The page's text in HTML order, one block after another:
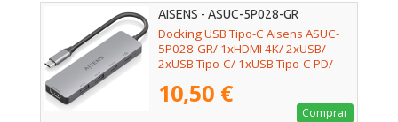
AISENS - ASUC-5P028-GR
Docking USB Tipo-C Aisens ASUC-
5P028-GR/ 1xHDMI 4K/ 2xUSB/
2xUSB Tipo-C/ 1xUSB Tipo-C PD/
10,50 €
Comprar